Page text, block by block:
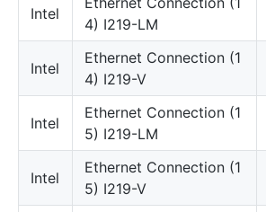
Intel
4) I219-LM
Intel
Ethernet Connection (1
4) I219-V
Intel
Ethernet Connection (1
5) I219-LM
Intel
Ethernet Connection (1
5) I219-V